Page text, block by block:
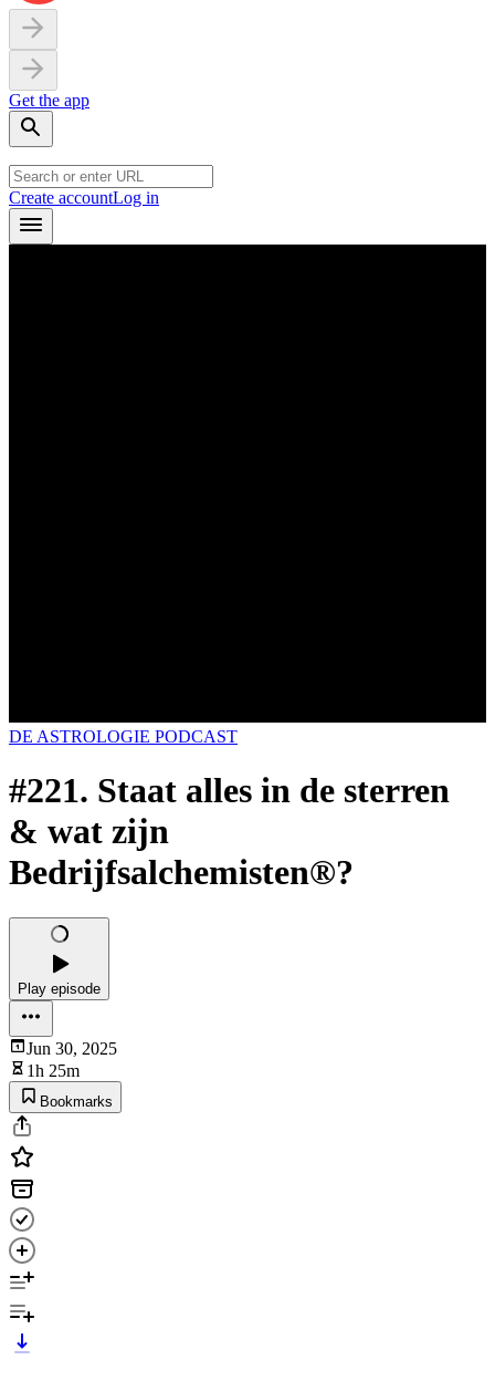
Get the app
Create accountLog in
DE ASTROLOGIE PODCAST
#221. Staat alles in de sterren
& wat zijn
Bedrijfsalchemisten®?
Play episode
Jun 30, 2025
1h 25m
Bookmarks